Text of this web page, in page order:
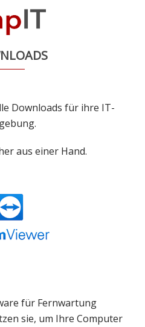
Downloads für ihre IT-
aus einer Hand.
für Fernwartung
sie, um Ihre Computer